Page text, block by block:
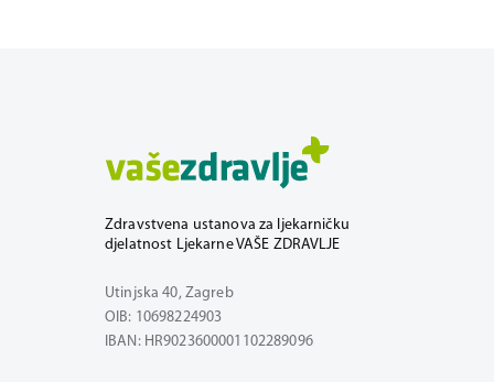
Zdravstvena ustanova za ljekarničku
djelatnost Ljekarne VAŠE ZDRAVLJE
Utinjska 40, Zagreb
OIB: 10698224903
IBAN: HR9023600001102289096